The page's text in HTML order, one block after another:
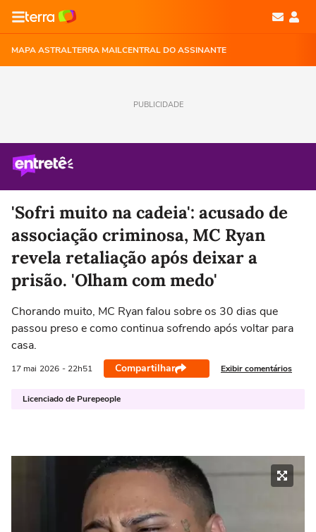
MAPA ASTRALTERRA MAILCENTRAL DO ASSINANTE
PUBLICIDADE
'Sofri muito na cadeia': acusado de
associação criminosa, MC Ryan
revela retaliação após deixar a
prisão. 'Olham com medo'
Chorando muito, MC Ryan falou sobre os 30 dias que
passou preso e como continua sofrendo após voltar para
casa.
17 mai 2026 - 22h51 Compartilhar Exibir comentários
Licenciado de Purepeople